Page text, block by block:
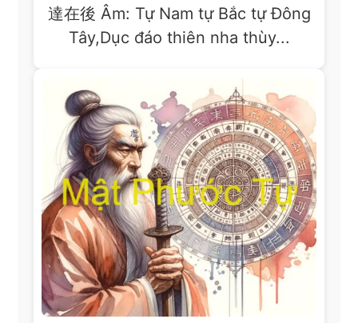
達在後 Âm: Tự Nam tự Bắc tự Đông
Tây,Dục đáo thiên nha thùy...